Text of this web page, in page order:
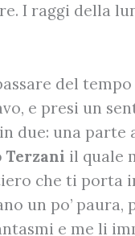
I raggi della
del
e presi un
due: una parte
Terzani il quale
che ti porta
un po’
e me li